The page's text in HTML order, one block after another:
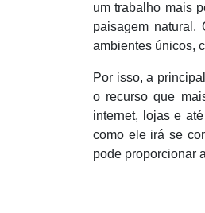
um trabalho mais
paisagem
ambientes únicos,
Por isso, a
o recurso que
internet, lojas e
como ele irá se
pode proporcionar